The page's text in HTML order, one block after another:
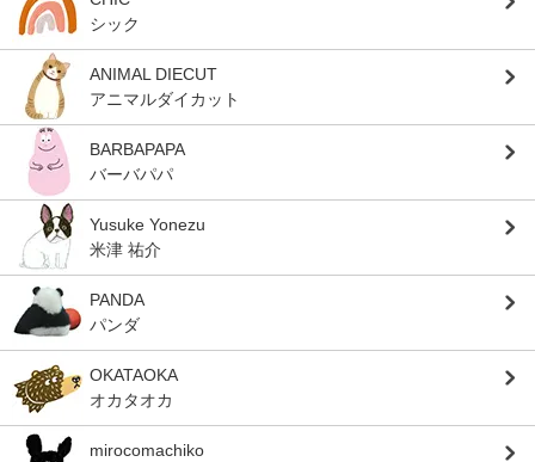
シック
ANIMAL DIECUT
アニマルダイカット
BARBAPAPA
バーバパパ
Yusuke Yonezu
米津 祐介
PANDA
パンダ
OKATAOKA
オカタオカ
mirocomachiko